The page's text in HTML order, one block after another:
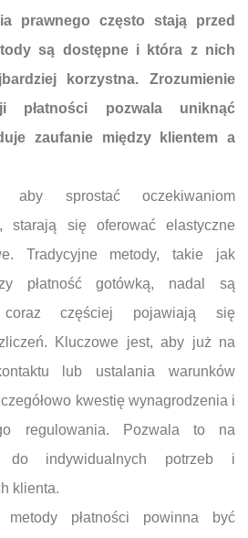
prawnego często stają przed
są dostępne i która z nich
korzystna. Zrozumienie
płatności pozwala uniknąć
zaufanie między klientem a
aby sprostać oczekiwaniom
starają się oferować elastyczne
Tradycyjne metody, takie jak
płatność gotówką, nadal są
coraz częściej pojawiają się
Kluczowe jest, aby już na
lub ustalania warunków
kwestię wynagrodzenia i
regulowania. Pozwala to na
do indywidualnych potrzeb i
klienta.
płatności powinna być